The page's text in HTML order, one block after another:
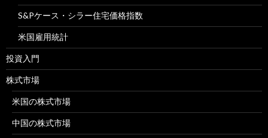
S&Pケース・シラー住宅価格指数
米国雇用統計
投資入門
株式市場
米国の株式市場
中国の株式市場